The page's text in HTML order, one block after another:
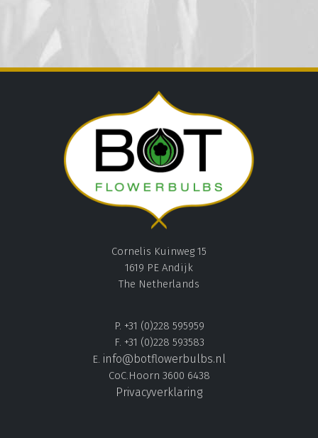
Cornelis Kuinweg 15
1619 PE Andijk
The Netherlands
P. +31 (0)228 595959
F. +31 (0)228 593583
E. info@botflowerbulbs.nl
CoC.Hoorn 3600 6438
Privacyverklaring